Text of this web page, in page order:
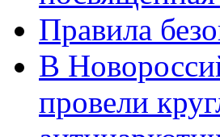
Правила
В
провели